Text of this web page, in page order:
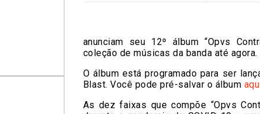
anunciam seu 12º álbum “Opvs
coleção de músicas da banda até agora.
O álbum está programado para ser
Blast. Você pode pré-salvar o álbum
As dez faixas que compõe “Opvs